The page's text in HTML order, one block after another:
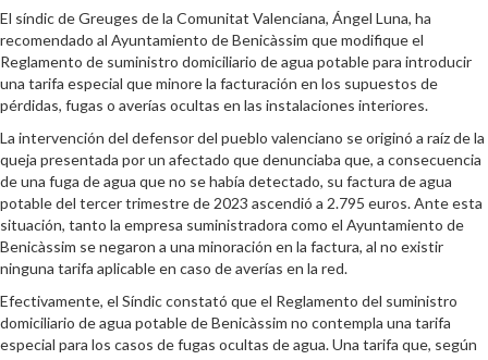
El síndic de Greuges de la Comunitat Valenciana, Ángel Luna, ha
recomendado al Ayuntamiento de Benicàssim que modifique el
Reglamento de suministro domiciliario de agua potable para introducir
una tarifa especial que minore la facturación en los supuestos de
pérdidas, fugas o averías ocultas en las instalaciones interiores.
La intervención del defensor del pueblo valenciano se originó a raíz de la
queja presentada por un afectado que denunciaba que, a consecuencia
de una fuga de agua que no se había detectado, su factura de agua
potable del tercer trimestre de 2023 ascendió a 2.795 euros. Ante esta
situación, tanto la empresa suministradora como el Ayuntamiento de
Benicàssim se negaron a una minoración en la factura, al no existir
ninguna tarifa aplicable en caso de averías en la red.
Efectivamente, el Síndic constató que el Reglamento del suministro
domiciliario de agua potable de Benicàssim no contempla una tarifa
especial para los casos de fugas ocultas de agua. Una tarifa que, según